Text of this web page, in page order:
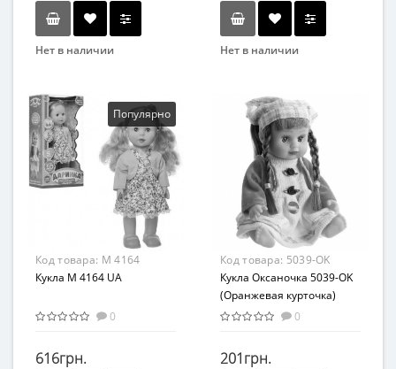
Нет в наличии
Вид
Развивающая игрушка
Возраст
От 3-х лет
Нет в наличии
Возраст
от 3 лет
Материал
Комбинированный
Популярно
Код товара: M 4164
Кукла M 4164 UA
0
616грн.
Код товара: 5039-OK
Кукла Оксаночка 5039-OK
(Оранжевая курточка)
0
201грн.